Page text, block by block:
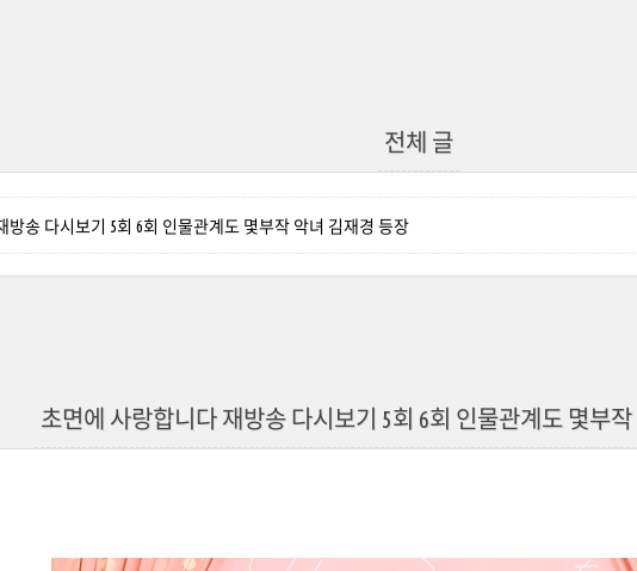
전체 글
방송 다시보기 5회 6회 인물관계도 몇부작 악녀 김재경 등장
초면에 사랑합니다 재방송 다시보기 5회 6회 인물관계도 몇부